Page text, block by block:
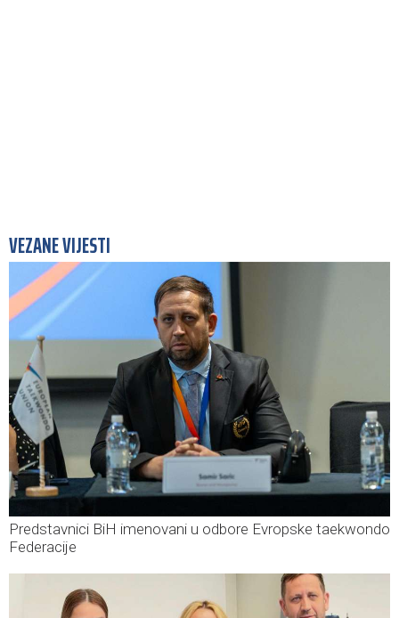
VEZANE VIJESTI
Predstavnici BiH imenovani u odbore Evropske taekwondo
Federacije